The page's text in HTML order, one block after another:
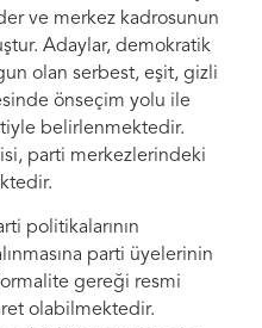
ve merkez kadrosunun
Adaylar, demokratik
olan serbest, eşit, gizli
önseçim yolu ile
belirlenmektedir.
parti merkezlerindeki
politikalarının
parti üyelerinin
gereği resmi
olabilmektedir.